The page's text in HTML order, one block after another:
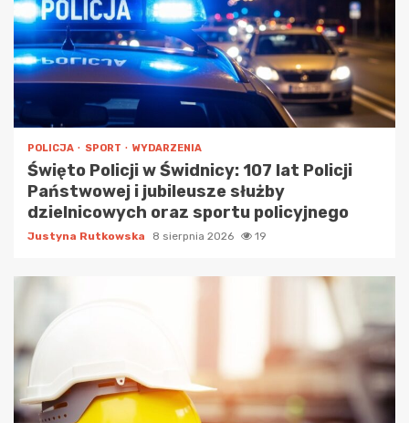
POLICJA SPORT WYDARZENIA
Święto Policji w Świdnicy: 107 lat Policji
Państwowej i jubileusze służby
dzielnicowych oraz sportu policyjnego
Justyna Rutkowska 8 sierpnia 2026 19